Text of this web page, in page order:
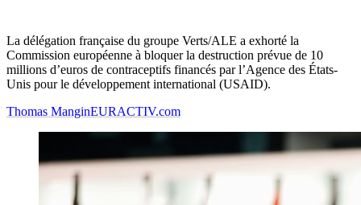
La délégation française du groupe Verts/ALE a exhorté la
Commission européenne à bloquer la destruction prévue de 10
millions d’euros de contraceptifs financés par l’Agence des États-
Unis pour le développement international (USAID).
Thomas ManginEURACTIV.com